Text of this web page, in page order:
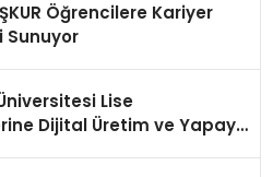
Öğrencilere Kariyer
Sunuyor
Lise
Dijital Üretim ve Yapay